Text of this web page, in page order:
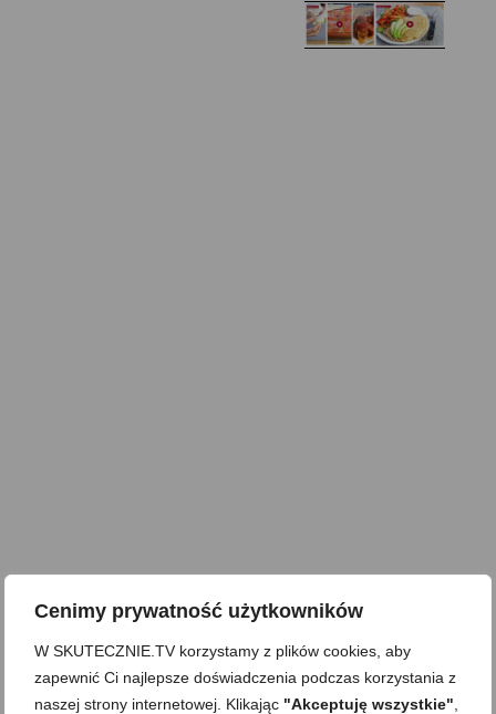
Cenimy prywatność użytkowników
W SKUTECZNIE.TV korzystamy z plików cookies, aby
zapewnić Ci najlepsze doświadczenia podczas korzystania z
naszej strony internetowej. Klikając "Akceptuję wszystkie"
Domowe żelki
Zupa kurkowa z
selerem i pietruszką